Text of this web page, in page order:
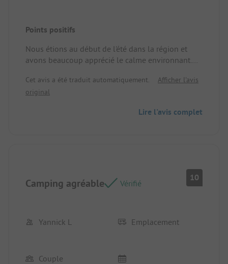
Points positifs
Nous étions au début de l'été dans la région et
avons beaucoup apprécié le calme environnant.
entourés d'oliviers étaient magnifiques.
Cet avis a été traduit automatiquement.
Afficher l'avis
original
Lire l'avis complet
Camping agréable Vérifié
10
Yannick L Emplacement
Couple